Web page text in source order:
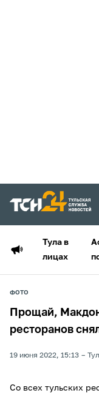
Тула в
лицах
ФОТО
Прощай,
ресторанов
19 июня 2022, 15:13
Со всех тульских